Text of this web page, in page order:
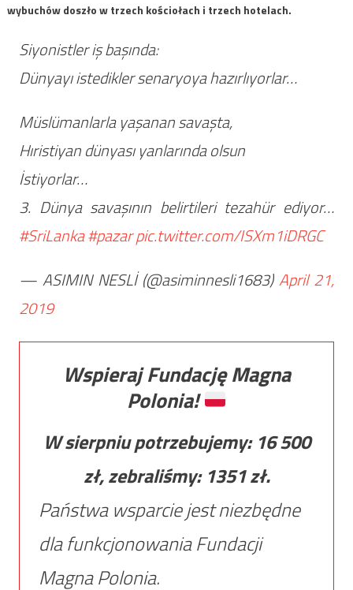
wybuchów doszło w trzech kościołach i trzech hotelach.
Siyonistler iş başında:
Dünyayı istedikler senaryoya hazırlıyorlar…
Müslümanlarla yaşanan savaşta,
Hıristiyan dünyası yanlarında olsun
İstiyorlar…
3. Dünya savaşının belirtileri tezahür ediyor…
#SriLanka#pazarpic.twitter.com/ISXm1iDRGC
— ASIMIN NESLİ (@asiminnesli1683)April 21,
2019
Wspieraj Fundację Magna
Polonia!
W sierpniu potrzebujemy: 16 500
zł, zebraliśmy: 1351zł.
Państwa wsparcie jest niezbędne
dla funkcjonowania Fundacji
Magna Polonia.